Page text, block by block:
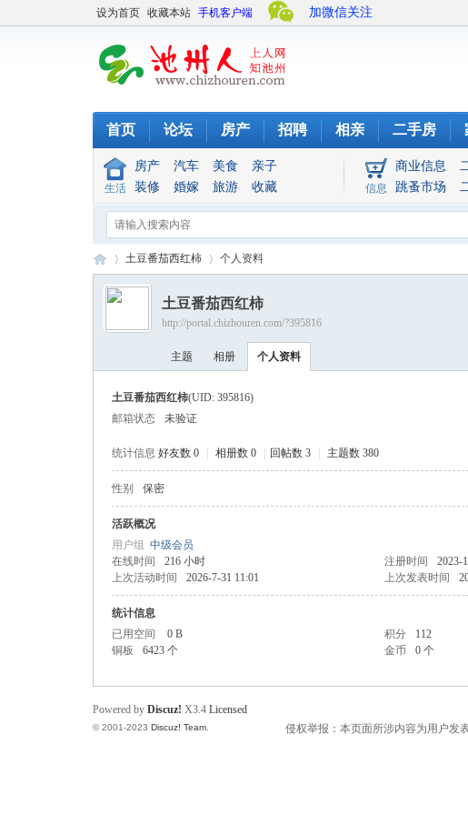
设为首页 收藏本站 手机客户端
首页 论坛 房产 招聘 相亲 二手房
生活
房产 汽车 美食
亲子
装修
婚嫁 旅游 收藏 信息
商业信息
跳蚤市场
加微信关注
›
土豆番茄西红柿 个人资料
土豆番茄西红柿
http://portal.chizhouren.com/?395816
主题 相册 个人资料
土豆番茄西红柿(UID: 395816)
邮箱状态
未验证
统计信息 好友数 0 相册数 0 回帖数 3 主题数 380
性别 保密
活跃概况
用户组 中级会员
在线时间
216 小时 注册时间 2023-
上次活动时间
2026-7-31 11:01 上次发表时间
统计信息
已用空间
0 B 积分 112
铜板
6423 个 金币 0 个
侵权举报：本页面所涉内容为用户发
Powered by Discuz! X3.4 Licensed
© 2001-2023 Discuz! Team